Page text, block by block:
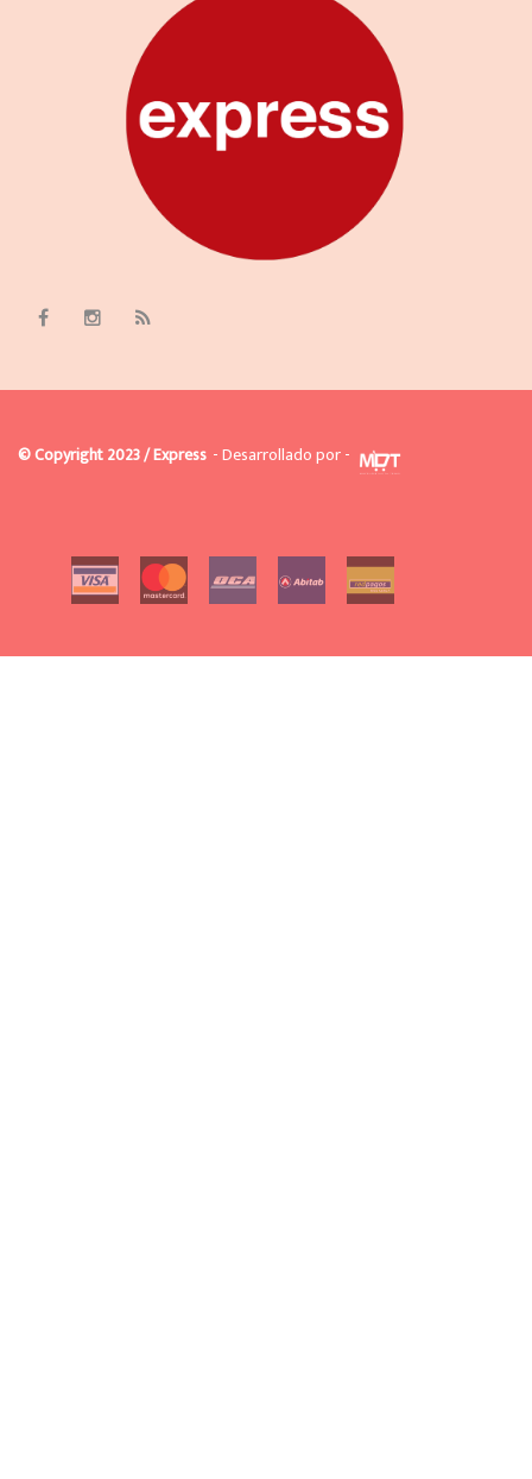
© Copyright 2023 / Express - Desarrollado por -